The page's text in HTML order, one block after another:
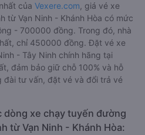
của Vexere.com , giá vé xe
từ Vạn Ninh - Khánh Hòa có mức
- 700000 đồng. Trong đó, nhà
chỉ 450000 đồng. Đặt vé xe
- Tây Ninh chính hãng tại
đảm bảo giữ chỗ 100% và hỗ
đài tư vấn, đặt vé và đổi trả vé
dòng xe chạy tuyến đường
từ Vạn Ninh - Khánh Hòa: